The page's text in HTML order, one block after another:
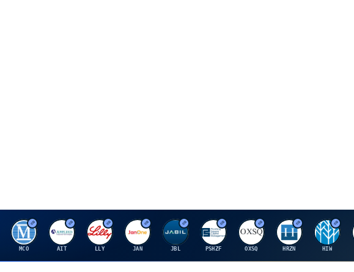
M
MCO
A
AIT
E
LLY
J
JAN
J
JBL
P
PSHZF
O
OXSQ
H
HRZN
H
HIW